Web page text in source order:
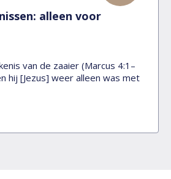
alleen voor
van de zaaier (Marcus 4:1–
hij [Jezus] weer alleen was met